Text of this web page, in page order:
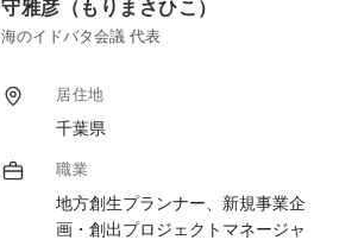
なり、商品を販売することだけでは、地域課
らない多様な業種の連携アイデアを採り入れ
た商品・サービス開発のほか、開発後の具体
を解決していくのか、等具体的な支援をさせ
ていただきます。
守雅彦（もりまさひこ）
海のイドバタ会議 代表
居住地
千葉県
職業
地方創生プランナー、新規事業企
画・創出プロジェクトマネージャ